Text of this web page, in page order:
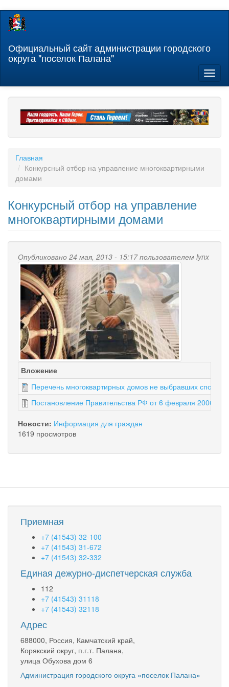
Перейти
содержанию
Официальный сайт администрации городского
округа "поселок Палана"
Главная
Конкурсный отбор на управление многоквартирными
домами
Конкурсный отбор на управление
многоквартирными домами
Опубликовано 24 мая, 2013 - 15:17 пользователем lynx
Вложение
Перечень многоквартирных домов не выбравших способ
Постановление Правительства РФ от 6 февраля 2006 г.
Новости: Информация для граждан
1619 просмотров
Приемная
+7 (41543) 32-100
+7 (41543) 31-672
+7 (41543) 32-332
Единая дежурно-диспетчерская служба
112
+7 (41543) 31118
+7 (41543) 32118
Адрес
688000, Россия, Камчатский край,
Корякский округ, п.г.т. Палана,
улица Обухова дом 6
Администрация городского округа «поселок Палана»